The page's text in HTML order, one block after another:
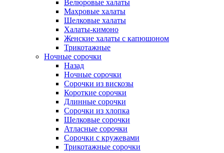
Велюровые халаты
Махровые халаты
Шелковые халаты
Халаты-кимоно
Женские халаты с капюшоном
Трикотажные
Ночные сорочки
Назад
Ночные сорочки
Сорочки из вискозы
Короткие сорочки
Длинные сорочки
Сорочки из хлопка
Шелковые сорочки
Атласные сорочки
Сорочки с кружевами
Трикотажные сорочки